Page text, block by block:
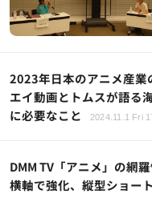
2023年日本のアニメ産
エイ動画とトムスが語る
に必要なこと
2024.11.1 Fri
DMM TV「アニメ」の網
横軸で強化、縦型ショー